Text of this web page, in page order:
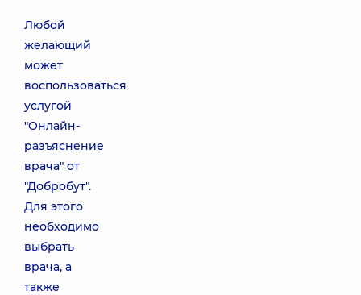
Любой
желающий
может
воспользоваться
услугой
"Онлайн-
разъяснение
врача" от
"Добробут".
Для этого
необходимо
выбрать
врача, а
также